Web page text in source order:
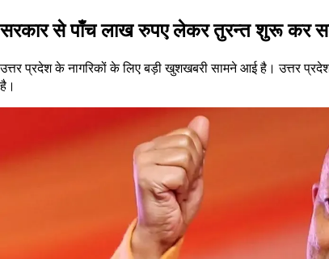
सरकार से पाँच लाख रुपए लेकर तुरन्त शुरू कर
उत्तर प्रदेश के नागरिकों के लिए बड़ी खुशखबरी सामने आई है। उत्तर
है।